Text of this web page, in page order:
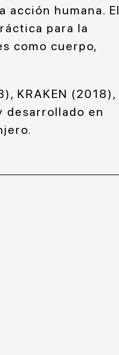
acción humana. El
para la
como cuerpo,
KRAKEN (2018),
desarrollado en